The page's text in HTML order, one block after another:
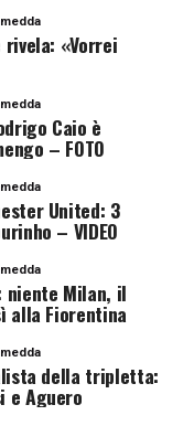
«Vorrei
Caio è
– FOTO
United: 3
– VIDEO
niente Milan, il
alla Fiorentina
della tripletta:
e Aguero